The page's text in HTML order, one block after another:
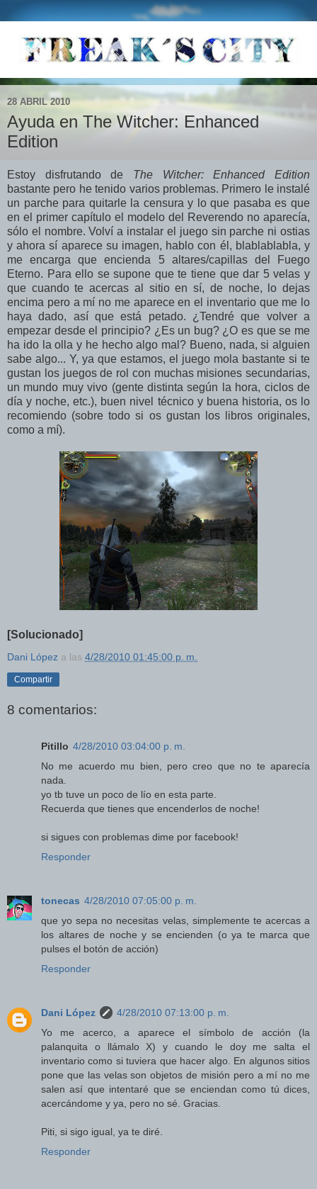
28 ABRIL 2010
Ayuda en The Witcher: Enhanced
Edition
Estoy disfrutando de The Witcher: Enhanced Edition
bastante pero he tenido varios problemas. Primero le instalé
un parche para quitarle la censura y lo que pasaba es que
en el primer capítulo el modelo del Reverendo no aparecía,
sólo el nombre. Volví a instalar el juego sin parche ni ostias
y ahora sí aparece su imagen, hablo con él, blablablabla, y
me encarga que encienda 5 altares/capillas del Fuego
Eterno. Para ello se supone que te tiene que dar 5 velas y
que cuando te acercas al sitio en sí, de noche, lo dejas
encima pero a mí no me aparece en el inventario que me lo
haya dado, así que está petado. ¿Tendré que volver a
empezar desde el principio? ¿Es un bug? ¿O es que se me
ha ido la olla y he hecho algo mal? Bueno, nada, si alguien
sabe algo... Y, ya que estamos, el juego mola bastante si te
gustan los juegos de rol con muchas misiones secundarias,
un mundo muy vivo (gente distinta según la hora, ciclos de
día y noche, etc.), buen nivel técnico y buena historia, os lo
recomiendo (sobre todo si os gustan los libros originales,
como a mí).
[Solucionado]
Dani López a las 4/28/2010 01:45:00 p. m.
Compartir
8 comentarios:
Pitillo 4/28/2010 03:04:00 p. m.
No me acuerdo mu bien, pero creo que no te aparecía
nada.
yo tb tuve un poco de lío en esta parte.
Recuerda que tienes que encenderlos de noche!
si sigues con problemas dime por facebook!
Responder
tonecas 4/28/2010 07:05:00 p. m.
que yo sepa no necesitas velas, simplemente te acercas a
los altares de noche y se encienden (o ya te marca que
pulses el botón de acción)
Responder
Dani López
4/28/2010 07:13:00 p. m.
Yo me acerco, a aparece el símbolo de acción (la
palanquita o llámalo X) y cuando le doy me salta el
inventario como si tuviera que hacer algo. En algunos sitios
pone que las velas son objetos de misión pero a mí no me
salen así que intentaré que se enciendan como tú dices,
acercándome y ya, pero no sé. Gracias.
Piti, si sigo igual, ya te diré.
Responder